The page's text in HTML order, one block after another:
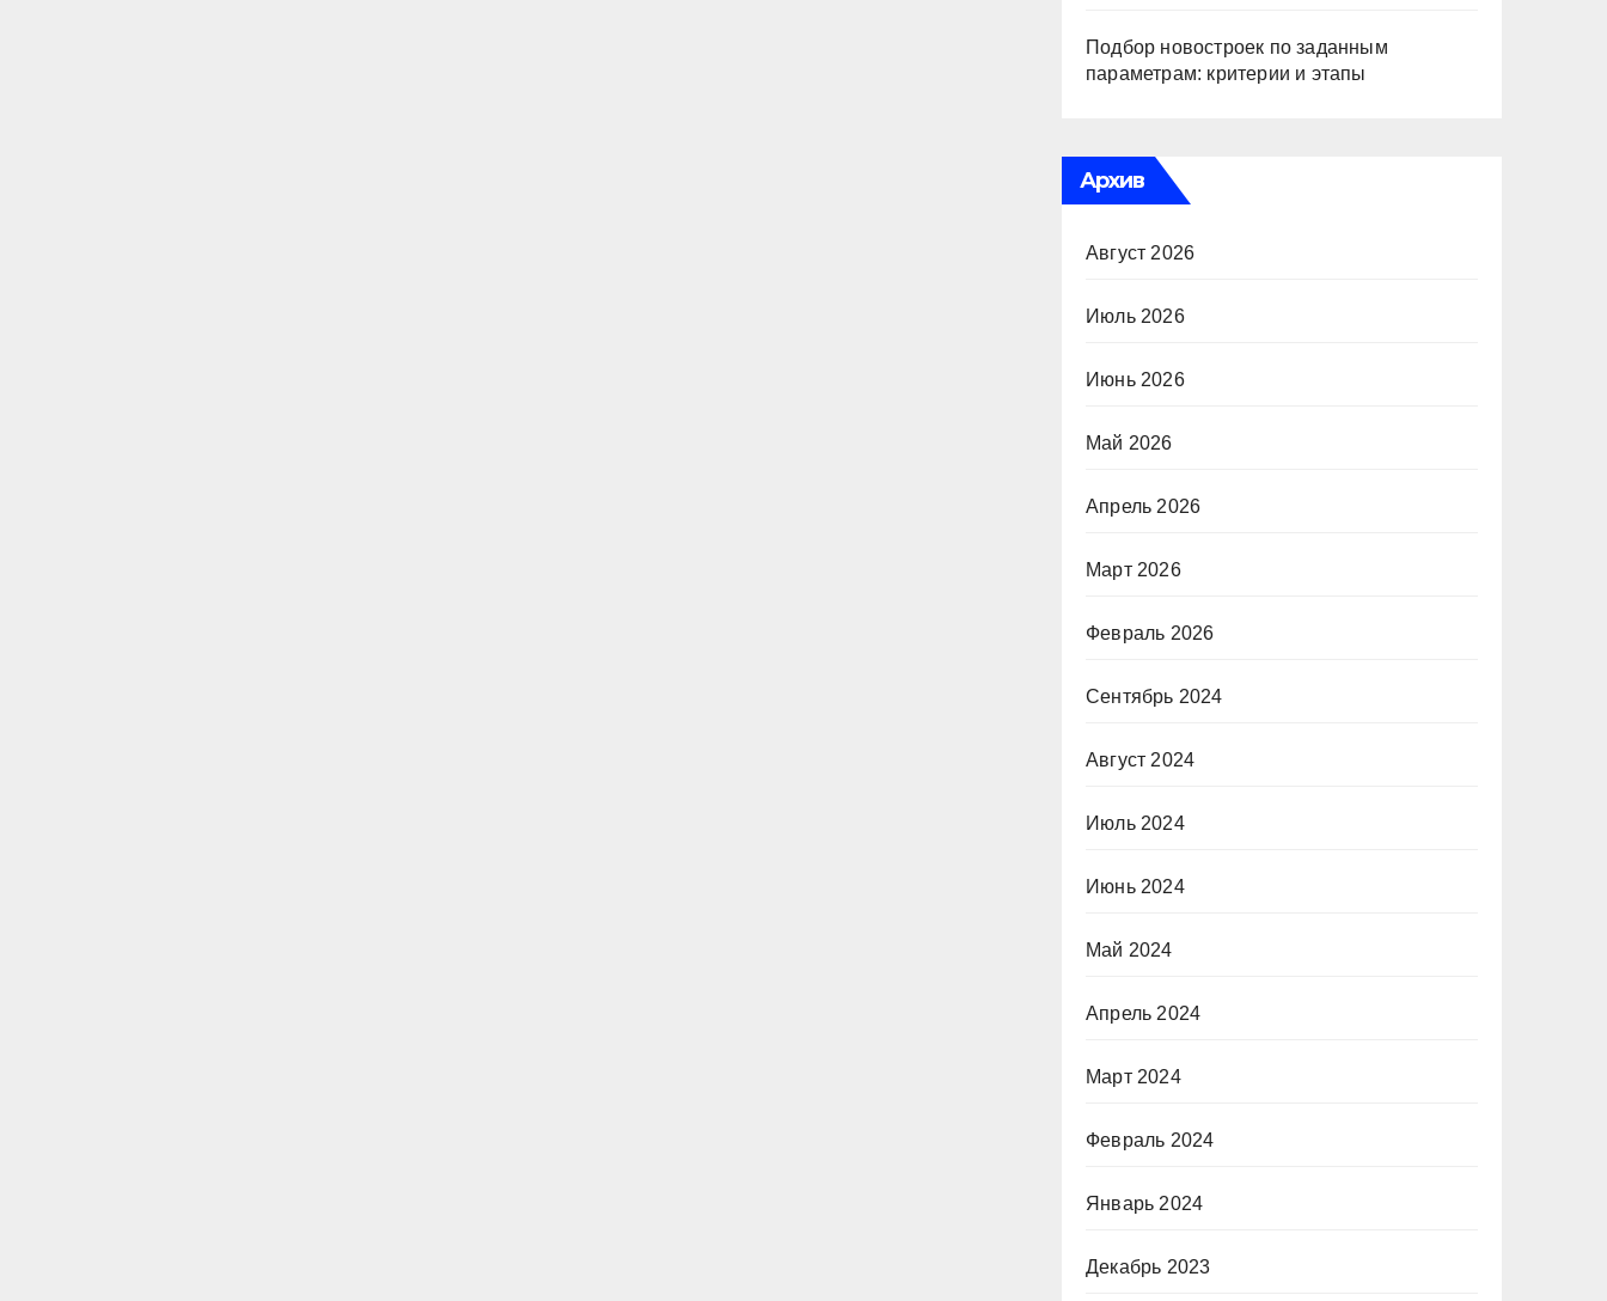
Подбор новостроек по заданным
параметрам: критерии и этапы
Архив
Август 2026
Июль 2026
Июнь 2026
Май 2026
Апрель 2026
Март 2026
Февраль 2026
Сентябрь 2024
Август 2024
Июль 2024
Июнь 2024
Май 2024
Апрель 2024
Март 2024
Февраль 2024
Январь 2024
Декабрь 2023